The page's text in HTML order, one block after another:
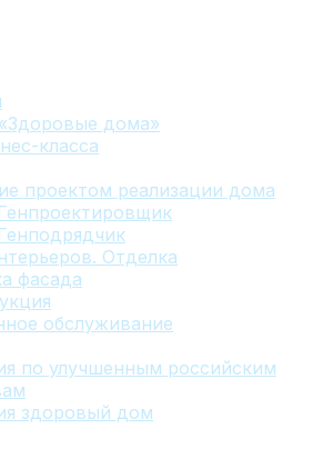
дома»
класса
проектом реализации дома
Отделка
фасада
обслуживание
по улучшенным российским
здоровый дом